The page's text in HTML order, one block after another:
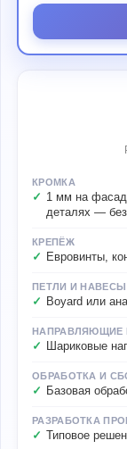
КРОМКА
1 мм на
деталях —
КРЕПЁЖ
Евровинты,
ПЕТЛИ И НАВЕСЫ
Boyard или
НАПРАВЛЯЮЩИЕ
Шариковые
ОБРАБОТКА И
Базовая
РАЗРАБОТКА
Типовое